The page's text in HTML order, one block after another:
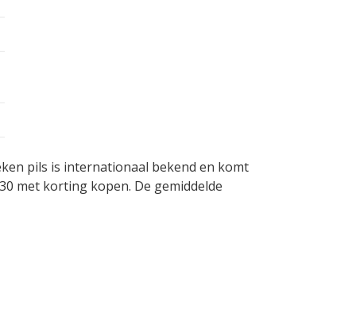
pils is internationaal bekend en komt
met korting kopen. De gemiddelde